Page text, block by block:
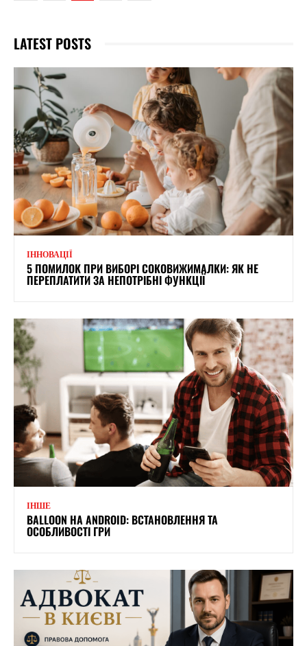
LATEST POSTS
ІННОВАЦІЇ
5 ПОМИЛОК ПРИ ВИБОРІ СОКОВИЖИМАЛКИ: ЯК НЕ
ПЕРЕПЛАТИТИ ЗА НЕПОТРІБНІ ФУНКЦІЇ
ІНШЕ
BALLOON НА ANDROID: ВСТАНОВЛЕННЯ ТА
ОСОБЛИВОСТІ ГРИ